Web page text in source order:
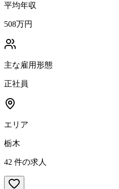
平均年収
508万円
主な雇用形態
正社員
エリア
栃木
42 件の求人